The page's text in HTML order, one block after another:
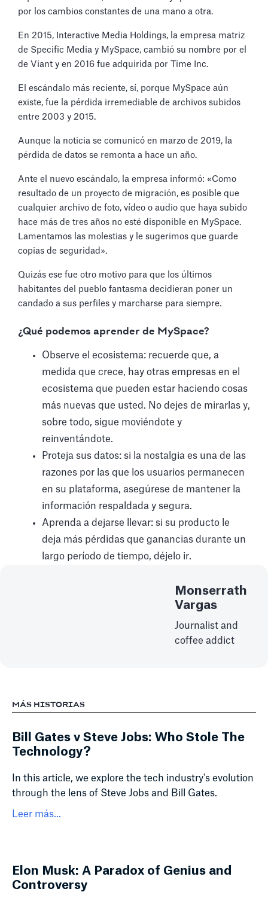
por los cambios constantes de una mano a otra.
En 2015, Interactive Media Holdings, la empresa matriz
de Specific Media y MySpace, cambió su nombre por el
de Viant y en 2016 fue adquirida por Time Inc.
El escándalo más reciente, sí, porque MySpace aún
existe, fue la pérdida irremediable de archivos subidos
entre 2003 y 2015.
Aunque la noticia se comunicó en marzo de 2019, la
pérdida de datos se remonta a hace un año.
Ante el nuevo escándalo, la empresa informó: «Como
resultado de un proyecto de migración, es posible que
cualquier archivo de foto, vídeo o audio que haya subido
hace más de tres años no esté disponible en MySpace.
Lamentamos las molestias y le sugerimos que guarde
copias de seguridad».
Quizás ese fue otro motivo para que los últimos
habitantes del pueblo fantasma decidieran poner un
candado a sus perfiles y marcharse para siempre.
¿Qué podemos aprender de MySpace?
Observe el ecosistema: recuerde que, a
medida que crece, hay otras empresas en el
ecosistema que pueden estar haciendo cosas
más nuevas que usted. No dejes de mirarlas y,
sobre todo, sigue moviéndote y
reinventándote.
Proteja sus datos: si la nostalgia es una de las
razones por las que los usuarios permanecen
en su plataforma, asegúrese de mantener la
información respaldada y segura.
Aprenda a dejarse llevar: si su producto le
deja más pérdidas que ganancias durante un
largo período de tiempo, déjelo ir.
Monserrath
Vargas
Journalist and
coffee addict
MÁS HISTORIAS
Bill Gates v Steve Jobs: Who Stole The
Technology?
In this article, we explore the tech industry's evolution
through the lens of Steve Jobs and Bill Gates.
Leer más...
Elon Musk: A Paradox of Genius and
Controversy